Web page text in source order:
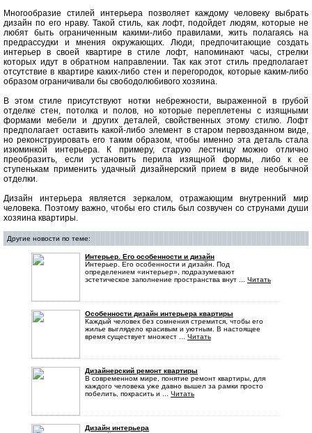
Многообразие стилей интерьера позволяет каждому человеку выбрать
дизайн по его нраву. Такой стиль, как лофт, подойдет людям, которые не
любят быть ограниченным какими-либо правилами, жить полагаясь на
предрассудки и мнения окружающих. Люди, предпочитающие создать
интерьер в своей квартире в стиле лофт, напоминают часы, стрелки
которых идут в обратном направлении. Так как этот стиль предполагает
отсутствие в квартире каких-либо стен и перегородок, которые каким-либо
образом ограничивали бы свободолюбивого хозяина.
В этом стиле присутствуют нотки небрежности, выраженной в грубой
отделке стен, потолка и полов, но которые переплетены с изящными
формами мебели и других деталей, свойственных этому стилю. Лофт
предполагает оставить какой-либо элемент в старом первозданном виде,
но реконструировать его таким образом, чтобы именно эта деталь стала
изюминкой интерьера. К примеру, старую лестницу можно отлично
преобразить, если установить перила изящной формы, либо к ее
ступенькам применить удачный дизайнерский прием в виде необычной
отделки.
Дизайн интерьера является зеркалом, отражающим внутренний мир
человека. Поэтому важно, чтобы его стиль был созвучен со струнами души
хозяина квартиры.
Другие новости по теме:
Интерьер. Его особенности и дизайн
Интерьер. Его особенности и дизайн. Под
определением «интерьер», подразумевают
эстетическое заполнение пространства внут ... Читать
Особенности дизайн интерьера квартиры
Каждый человек без сомнения стремится, чтобы его
жилье выглядело красивым и уютным. В настоящее
время существует множест ... Читать
Дизайнерский ремонт квартиры
В современном мире, понятие ремонт квартиры, для
каждого человека уже давно вышел за рамки просто
побелить, покрасить и ... Читать
Дизайн интерьера